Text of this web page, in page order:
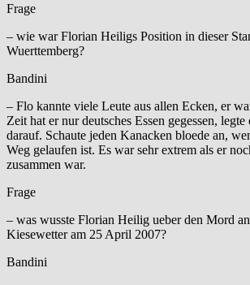
Frage
– wie war Florian Heiligs Position in dieser
Wuerttemberg?
Bandini
– Flo kannte viele Leute aus allen Ecken, er
Zeit hat er nur deutsches Essen gegessen,
darauf. Schaute jeden Kanacken bloede an,
Weg gelaufen ist. Es war sehr extrem als er
zusammen war.
Frage
– was wusste Florian Heilig ueber den Mord
Kiesewetter am 25 April 2007?
Bandini